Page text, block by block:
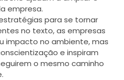
empresa.
para se tornar
no texto, as empresas
impacto no ambiente, mas
e inspiram
o mesmo caminho